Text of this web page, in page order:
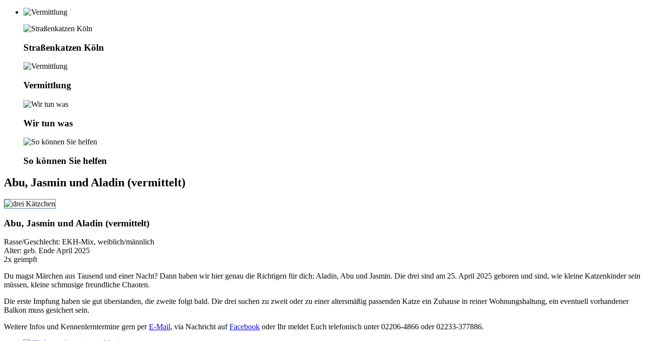
Straßenkatzen Köln
Vermittlung
Wir tun was
So können Sie helfen
Abu, Jasmin und Aladin (vermittelt)
Abu, Jasmin und Aladin (vermittelt)
Rasse/Geschlecht: EKH-Mix, weiblich/männlich
Alter: geb. Ende April 2025
2x geimpft
Du magst Märchen aus Tausend und einer Nacht? Dann haben wir hier genau die Richtigen für dich: Aladin, Abu und Jasmin. Die drei sind am 25. April 2025 geboren und sind, wie kleine Katzenkinder sein
müssen, kleine schmusige freundliche Chaoten.
Die erste Impfung haben sie gut überstanden, die zweite folgt bald. Die drei suchen zu zweit oder zu einer altersmäßig passenden Katze ein Zuhause in reiner Wohnungshaltung, ein eventuell vorhandener
Balkon muss gesichert sein.
Weitere Infos und Kennenlerntermine gern perE-Mail, via Nachricht aufFacebook oder Ihr meldet Euch telefonisch unter 02206-4866 oder 02233-377886.